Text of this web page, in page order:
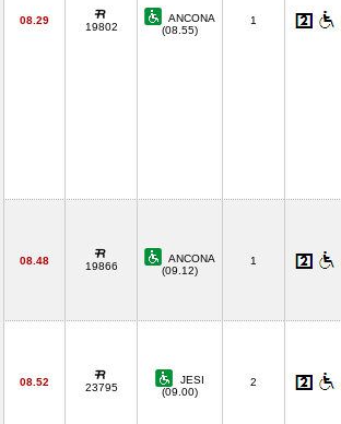
08.29
19802
ANCONA
(08.55)
1
08.48 19866
ANCONA
(09.12)
1
08.52 23795
JESI
(09.00)
2